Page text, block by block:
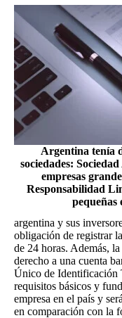
Argentina tenía
sociedades:
empresas
Responsabilidad
pequeñas
argentina y sus
obligación de registrar
de 24 horas. Además,
derecho a una cuenta
Único de Identificación
requisitos básicos y
empresa en el país y
en comparación con la